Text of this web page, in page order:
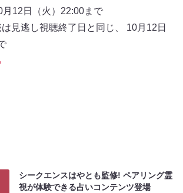
12日（火）22:00まで
見逃し視聴終了日と同じ、 10月12日
シークエンスはやとも監修! ペアリング霊
視が体験できる占いコンテンツ登場